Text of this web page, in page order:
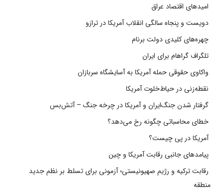
امیدهای اقتصاد عراق
دویست و پنجاه سالگی انقلاب آمریکا در ترازو
چهره‌های کلیدی دولت برنام
تلگراف گراهام برای ایران
واکاوی حقوقی حمله آمریکا به آسایشگاه سربازان
نقطه‌زنی در حیاط‌خلوت آمریکا
گرفتار شدن جنگ‌ایران و آمریکا در چرخه جنگ – آتش‌بس
خطای محاسباتی چگونه رخ می‌دهد؟
آمریکا در پی چیست؟
پیامدهای جانبی رقابت آمریکا و چین
رقابت ترکیه و رژیم صهیونیستی؛ آزمونی برای تسلط بر نظم جدید
منطقه